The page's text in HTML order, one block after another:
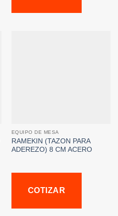
EQUIPO DE MESA
RAMEKIN (TAZON PARA
ADEREZO) 8 CM ACERO
COTIZAR